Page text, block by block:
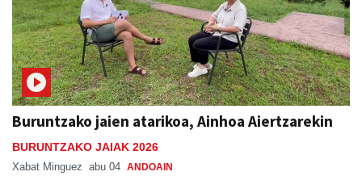
Buruntzako jaien atarikoa, Ainhoa Aiertzarekin
BURUNTZAKO JAIAK 2026
Xabat Minguez abu 04 ANDOAIN